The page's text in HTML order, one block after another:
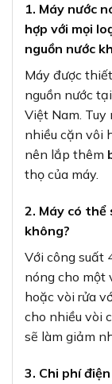
1. Máy nước
hợp với mọi
nguồn nước
Máy được
nguồn nước tại
Việt Nam. Tuy
nhiều cặn vôi
nên lắp thêm
thọ của máy.
2. Máy có thể
không?
Với công suất
nóng cho một
hoặc vòi rửa
cho nhiều vòi
sẽ làm giảm
3. Chi phí